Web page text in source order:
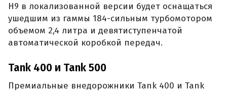
H9 в локализованной версии будет оснащаться
ушедшим из гаммы 184-сильным турбомотором
объемом 2,4 литра и девятиступенчатой
автоматической коробкой передач.
Tank 400 и Tank 500
Премиальные внедорожники Tank 400 и Tank